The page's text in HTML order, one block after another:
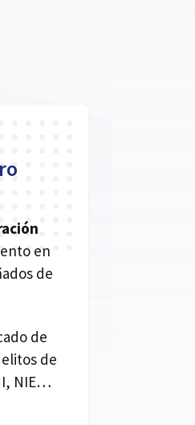
en
de
de
de
NIE…